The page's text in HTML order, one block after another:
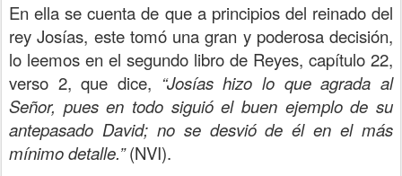
En ella se cuenta de que a principios del reinado del
rey Josías, este tomó una gran y poderosa decisión,
lo leemos en el segundo libro de Reyes, capítulo 22,
verso 2, que dice, “Josías hizo lo que agrada al
Señor, pues en todo siguió el buen ejemplo de su
antepasado David; no se desvió de él en el más
mínimo detalle.”(NVI).